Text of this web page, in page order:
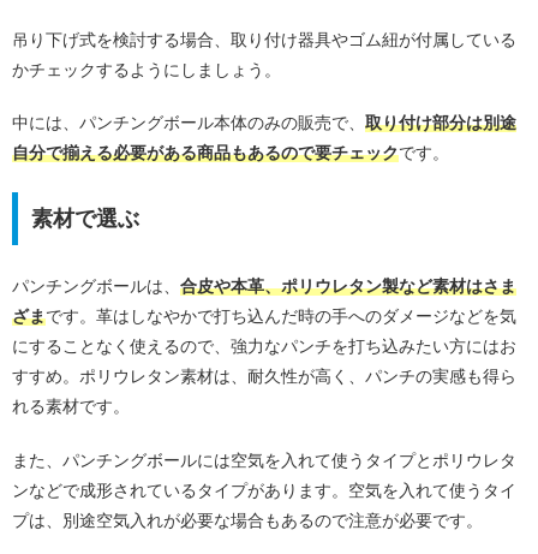
吊り下げ式を検討する場合、取り付け器具やゴム紐が付属している
かチェックするようにしましょう。
中には、パンチングボール本体のみの販売で、 取り付け部分は別途
自分で揃える必要がある商品もあるので要チェックです。
素材で選ぶ
パンチングボールは、 合皮や本革、ポリウレタン製など素材はさま
ざまです。革はしなやかで打ち込んだ時の手へのダメージなどを気
にすることなく使えるので、強力なパンチを打ち込みたい方にはお
すすめ。ポリウレタン素材は、耐久性が高く、パンチの実感も得ら
れる素材です。
また、パンチングボールには空気を入れて使うタイプとポリウレタ
ンなどで成形されているタイプがあります。空気を入れて使うタイ
プは、別途空気入れが必要な場合もあるので注意が必要です。